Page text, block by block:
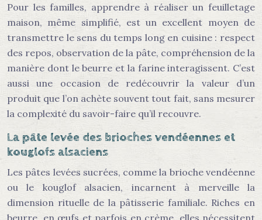
Pour les familles, apprendre à réaliser un feuilletage
maison, même simplifié, est un excellent moyen de
transmettre le sens du temps long en cuisine : respect
des repos, observation de la pâte, compréhension de la
manière dont le beurre et la farine interagissent. C’est
aussi une occasion de redécouvrir la valeur d’un
produit que l’on achète souvent tout fait, sans mesurer
la complexité du savoir-faire qu’il recouvre.
La pâte levée des brioches vendéennes et
kouglofs alsaciens
Les pâtes levées sucrées, comme la brioche vendéenne
ou le kouglof alsacien, incarnent à merveille la
dimension rituelle de la pâtisserie familiale. Riches en
beurre, en œufs et parfois en crème, elles nécessitent